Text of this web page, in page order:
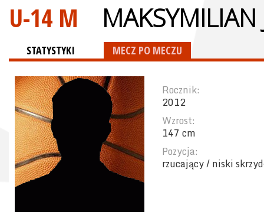
U-14 M MAKSYMILIAN
STATYSTYKI MECZ PO MECZU
Rocznik:
2012
Wzrost:
147 cm
Pozycja:
rzucający / niski